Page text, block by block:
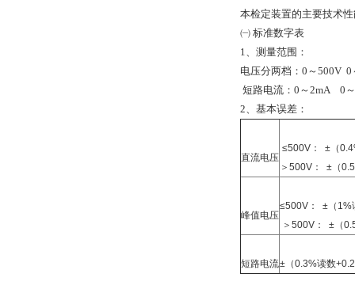
本检定装置的主要技术
㈠ 标准数字表
1、测量范围：
电压分两档：0～500V
短路电流：0～2mA 0
2、基本误差：
直流电压
≤500V： ±（
＞500V： ±（
峰值电压
≤500V： ±（1%
＞500V： ±（
短路电流±（0.3%读数